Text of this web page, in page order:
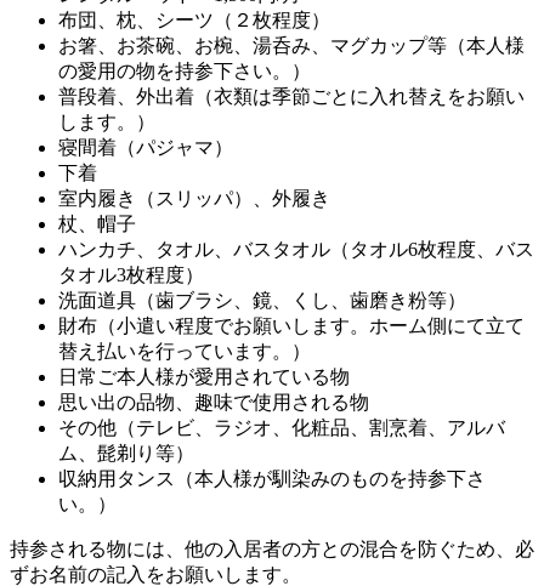
布団、枕、シーツ（２枚程度）
お箸、お茶碗、お椀、湯呑み、マグカップ等（本人様
の愛用の物を持参下さい。）
普段着、外出着（衣類は季節ごとに入れ替えをお願い
します。）
寝間着（パジャマ）
下着
室内履き（スリッパ）、外履き
杖、帽子
ハンカチ、タオル、バスタオル（タオル6枚程度、バス
タオル3枚程度）
洗面道具（歯ブラシ、鏡、くし、歯磨き粉等）
財布（小遣い程度でお願いします。ホーム側にて立て
替え払いを行っています。）
日常ご本人様が愛用されている物
思い出の品物、趣味で使用される物
その他（テレビ、ラジオ、化粧品、割烹着、アルバ
ム、髭剃り等）
収納用タンス（本人様が馴染みのものを持参下さ
い。）
持参される物には、他の入居者の方との混合を防ぐため、 必
ずお名前の記入 をお願いします。